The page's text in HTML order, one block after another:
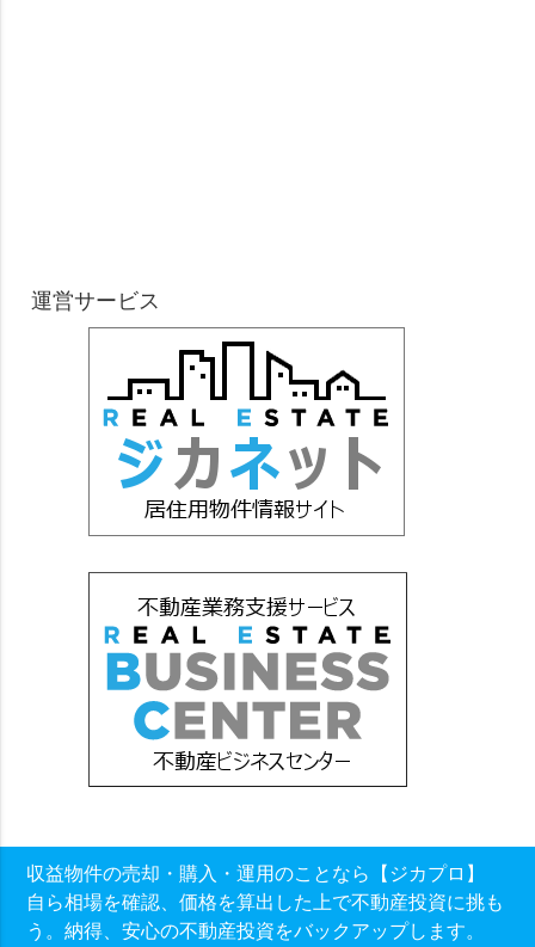
運営サービス
収益物件の売却・購入・運用のことなら【ジカプロ】
自ら相場を確認、価格を算出した上で不動産投資に挑も
う。納得、安心の不動産投資をバックアップします。